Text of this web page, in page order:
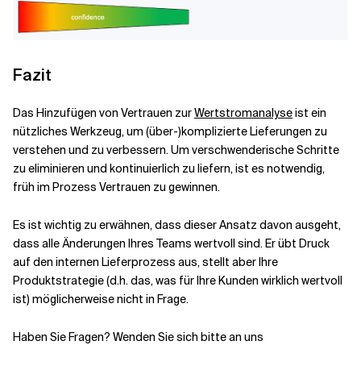
Fazit
Das Hinzufügen von Vertrauen zurWertstromanalyseist ein
nützliches Werkzeug, um (über-)komplizierte Lieferungen zu
verstehen und zu verbessern. Um verschwenderische Schritte
zu eliminieren und kontinuierlich zu liefern, ist es notwendig,
früh im Prozess Vertrauen zu gewinnen.
Es ist wichtig zu erwähnen, dass dieser Ansatz davon ausgeht,
dass alle Änderungen Ihres Teams wertvoll sind. Er übt Druck
auf den internen Lieferprozess aus, stellt aber Ihre
Produktstrategie (d.h. das, was für Ihre Kunden wirklich wertvoll
ist) möglicherweise nicht in Frage.
Haben Sie Fragen? Wenden Sie sich bitte an uns